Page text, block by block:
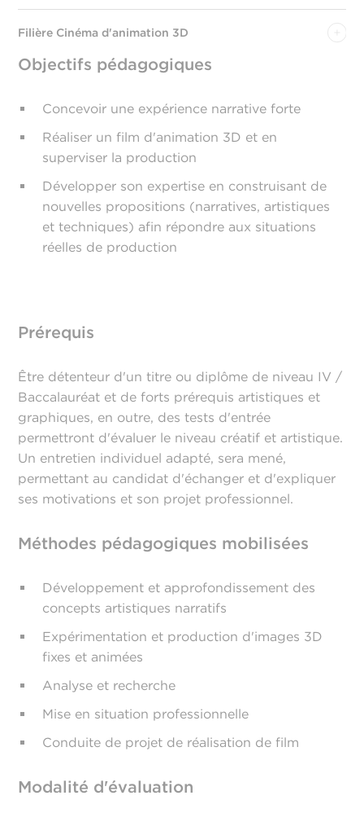
Filière Cinéma d'animation 3D
Objectifs pédagogiques
Concevoir une expérience narrative forte
Réaliser un film d'animation 3D et en
superviser la production
Développer son expertise en construisant de
nouvelles propositions (narratives, artistiques
et techniques) afin répondre aux situations
réelles de production
Prérequis
Être détenteur d'un titre ou diplôme de niveau IV /
Baccalauréat et de forts prérequis artistiques et
graphiques, en outre, des tests d'entrée
permettront d'évaluer le niveau créatif et artistique.
Un entretien individuel adapté, sera mené,
permettant au candidat d'échanger et d'expliquer
ses motivations et son projet professionnel.
Méthodes pédagogiques mobilisées
Développement et approfondissement des
concepts artistiques narratifs
Expérimentation et production d'images 3D
fixes et animées
Analyse et recherche
Mise en situation professionnelle
Conduite de projet de réalisation de film
Modalité d'évaluation